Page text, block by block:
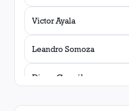
Victor Ayala
Leandro Somoza
Diego González
Agustín Marchesín